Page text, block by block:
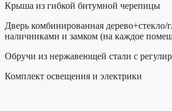
Крыша из гибкой битумной черепицы
Дверь комбинированная дерево+стекло/
наличниками и замком (на каждое
Обручи из нержавеющей стали с
Комплект освещения и электрики